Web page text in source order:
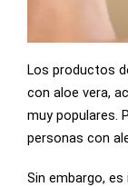
Los productos
con aloe vera,
muy populares.
personas con
Sin embargo,